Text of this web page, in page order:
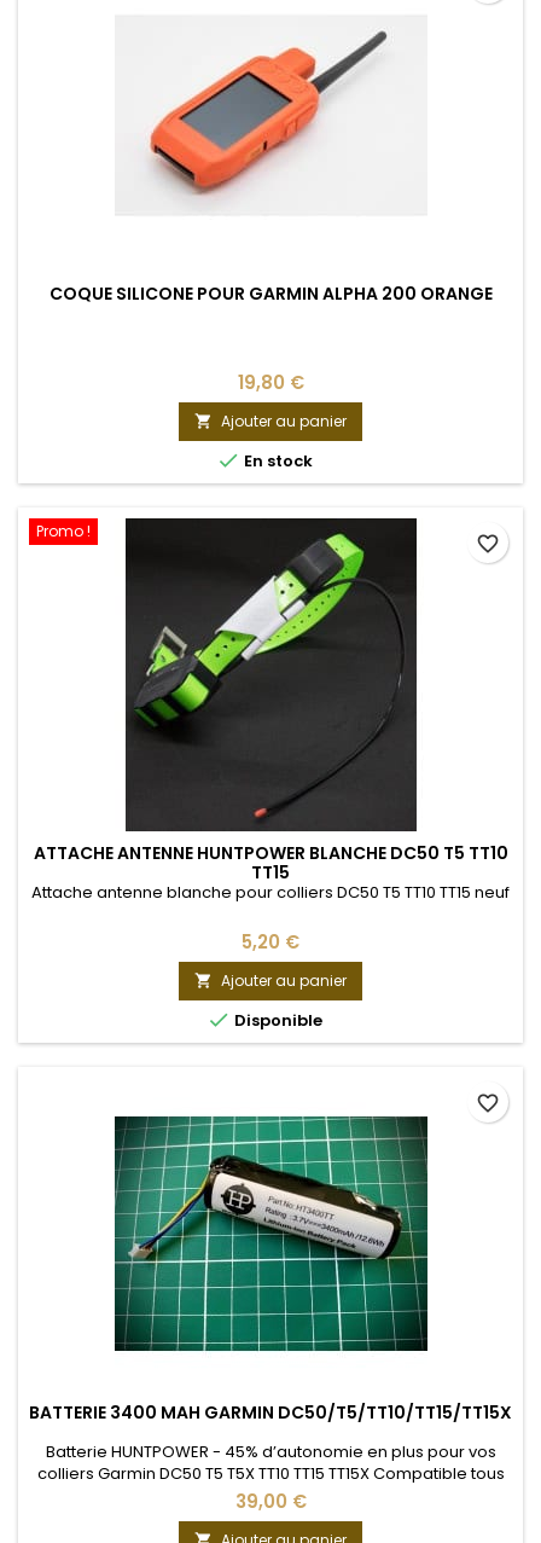
COQUE SILICONE POUR GARMIN ALPHA 200 ORANGE
19,80 €
 Ajouter au panier
 En stock
Promo !
ATTACHE ANTENNE HUNTPOWER BLANCHE DC50 T5 TT10
TT15
Attache antenne blanche pour colliers DC50 T5 TT10 TT15 neuf
5,20 €
 Ajouter au panier
 Disponible
favorite_border
BATTERIE 3400 MAH GARMIN DC50/T5/TT10/TT15/TT15X
Batterie HUNTPOWER - 45% d’autonomie en plus pour vos
colliers Garmin DC50 T5 T5X TT10 TT15 TT15X Compatible tous
colliers FR/US/AUTRES
39,00 €
favorite_border